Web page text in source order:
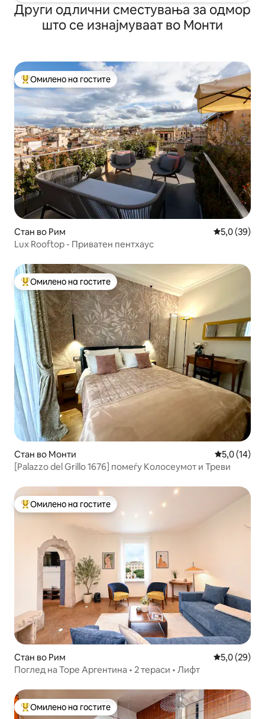
Други одлични сместувања за одмор
што се изнајмуваат во Монти
Меѓу најуспешните „Омилени на гостите“
Омилено на гостите
Стан во Рим Просечна
5,0 (39)
Lux Rooftop - Приватен пентхаус
Меѓу најуспешните „Омилени на гостите“
Омилено на гостите
Стан во Монти Просечна
5,0 (14)
[Palazzo del Grillo 1676] помеѓу Колосеумот и Треви
Меѓу најуспешните „Омилени на гостите“
Омилено на гостите
Стан во Рим Просечна
5,0 (29)
Поглед на Торе Аргентина • 2 тераси • Лифт
Меѓу најуспешните „Омилени на гостите“
Омилено на гостите